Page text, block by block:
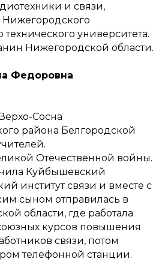
и связи,
технического университета.
Нижегородской области.
Федоровна
Сосна
района Белгородской
Отечественной войны.
Куйбышевский
институт связи и вместе с
сыном отправилась в
области, где работала
курсов повышения
связи, потом
телефонной станции.